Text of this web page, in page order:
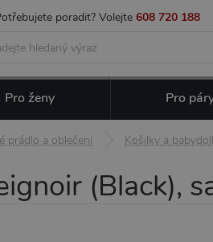
poradit? Volejte 608 720 188
Pro ženy Pro
prádlo a oblečení Košilky a babydoll
(Black),